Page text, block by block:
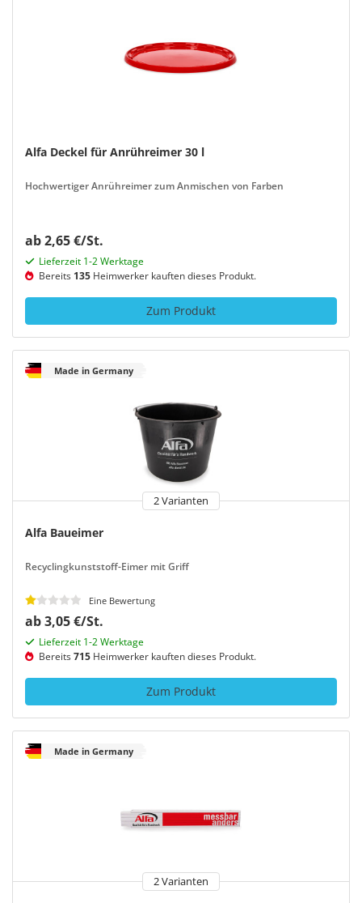
Alfa Deckel für Anrühreimer 30 l
Hochwertiger Anrühreimer zum Anmischen von Farben
ab 2,65 €/St.
Lieferzeit 1-2 Werktage
Bereits 135 Heimwerker kauften dieses Produkt.
Zum Produkt
Made in Germany
2 Varianten
Alfa Baueimer
Recyclingkunststoff-Eimer mit Griff
Eine Bewertung
ab 3,05 €/St.
Lieferzeit 1-2 Werktage
Bereits715 Heimwerker kauften dieses Produkt.
Zum Produkt
Made in Germany
2 Varianten